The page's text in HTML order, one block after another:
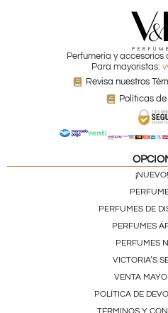
Perfumería y accesorios
Para mayoristas:
Revisa nuestros
Políticas
¡NUEVO!
PERFUMES DE
PERFUMES
PERFUMES
VICTORIA’S
VENTA
POLÍTICA DE